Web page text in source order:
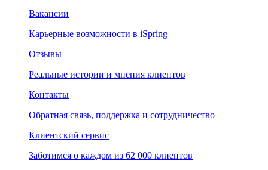
Вакансии
Карьерные возможности в iSpring
Отзывы
Реальные истории и мнения клиентов
Контакты
Обратная связь, поддержка и сотрудничество
Клиентский сервис
Заботимся о каждом из 62 000 клиентов